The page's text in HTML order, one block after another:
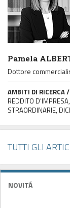
Pamela
Dottore
AMBITI DI RICERCA /
REDDITO
STRAORDINARIE,
TUTTI GLI
NOVITÁ